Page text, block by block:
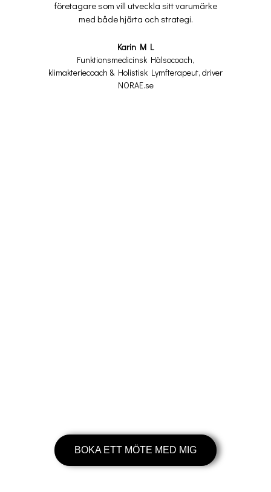
företagare som vill utveckla sitt varumärke
med både hjärta och strategi.
Karin M L
Funktionsmedicinsk Hälsocoach,
klimakteriecoach & Holistisk Lymfterapeut, driver
NORAE.se
BOKA ETT MÖTE MED MIG